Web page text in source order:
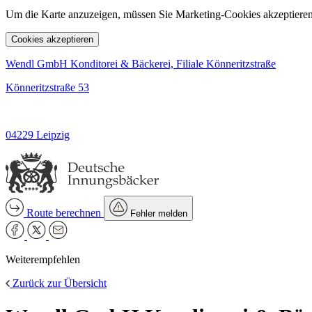
Um die Karte anzuzeigen, müssen Sie Marketing-Cookies
Cookies akzeptieren
Wendl GmbH Konditorei & Bäckerei, Filiale Könneritzstraße
Könneritzstraße 53
04229 Leipzig
Route berechnen Fehler melden
Weiterempfehlen
Zurück zur Übersicht